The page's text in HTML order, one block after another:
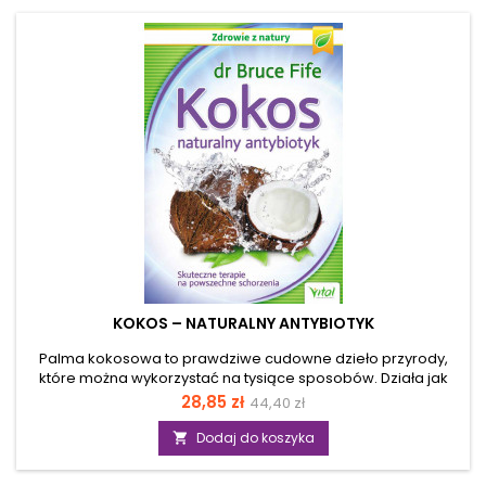
nawadniania go i odżywiania, na przykład poprzez
stosowanie diety...
KOKOS – NATURALNY ANTYBIOTYK
Palma kokosowa to prawdziwe cudowne dzieło przyrody,
które można wykorzystać na tysiące sposobów. Działa jak
naturalny antybiotyk. Dr Bruce Fife, znany jako &#8222;doktor
Kokos,&#8221; dowodzi, że kokos to nie tylko pyszny pokarm,
ale także skuteczny antybiotyk, bez szkodliwych efektów
ubocznych. Kokos wzmacnia układ odpornościowy, chroni
przed infekcjami, reguluje poziom cukru we krwi, wspomaga
Cena
28,85 zł Cena
podstawowa
44,40 zł
 Dodaj do koszyka